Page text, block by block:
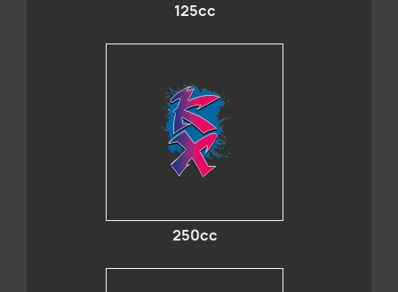
125cc
250cc